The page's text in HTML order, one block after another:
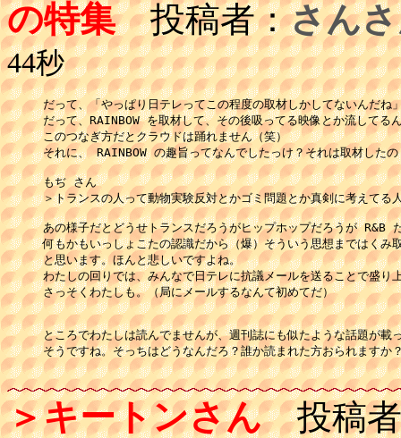
の特集投稿者：さん
44秒
だって、「やっぱり日テレってこの程度の取材しかしてないんだね
だって、RAINBOW を取材して、その後吸ってる映像とか流してる
このつなぎ方だとクラウドは踊れません（笑）
それに、 RAINBOW の趣旨ってなんでしたっけ？それは取材した
もぢ さん
＞トランスの人って動物実験反対とかゴミ問題とか真剣に考えてる
あの様子だとどうせトランスだろうがヒップホップだろうが R&B
何もかもいっしょこたの認識だから（爆）そういう思想まではくみ
と思います。ほんと悲しいですよね。
わたしの回りでは、みんなで日テレに抗議メールを送ることで盛り
さっそくわたしも。（局にメールするなんて初めてだ）
ところでわたしは読んでませんが、週刊誌にも似たような話題が載
そうですね。そっちはどうなんだろ？誰か読まれた方おられますか
＞キートンさん投稿